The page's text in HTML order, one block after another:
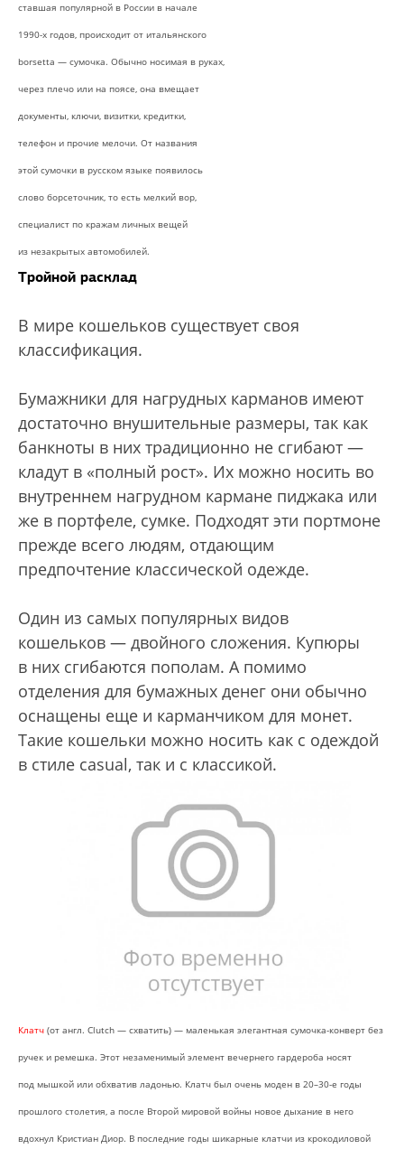
ставшая популярной в России в начале
1990-х годов, происходит от итальянского
borsetta — сумочка. Обычно носимая в руках,
через плечо или на поясе, она вмещает
документы, ключи, визитки, кредитки,
телефон и прочие мелочи. От названия
этой сумочки в русском языке появилось
слово борсеточник, то есть мелкий вор,
специалист по кражам личных вещей
из незакрытых автомобилей.
Тройной расклад
В мире кошельков существует своя
классификация.
Бумажники для нагрудных карманов имеют
достаточно внушительные размеры, так как
банкноты в них традиционно не сгибают —
кладут в «полный рост». Их можно носить во
внутреннем нагрудном кармане пиджака или
же в портфеле, сумке. Подходят эти портмоне
прежде всего людям, отдающим
предпочтение классической одежде.
Один из самых популярных видов
кошельков — двойного сложения. Купюры
в них сгибаются пополам. А помимо
отделения для бумажных денег они обычно
оснащены еще и карманчиком для монет.
Такие кошельки можно носить как с одеждой
в стиле casual, так и с классикой.
Клатч (от англ. Clutch — схватить) — маленькая элегантная сумочка-конверт без
ручек и ремешка. Этот незаменимый элемент вечернего гардероба носят
под мышкой или обхватив ладонью. Клатч был очень моден в 20–30-е годы
прошлого столетия, а после Второй мировой войны новое дыхание в него
вдохнул Кристиан Диор. В последние годы шикарные клатчи из крокодиловой